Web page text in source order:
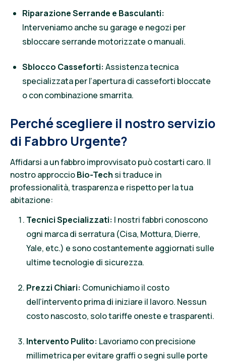
Riparazione Serrande e Basculanti:
Interveniamo anche su garage e negozi per
sbloccare serrande motorizzate o manuali.
Sblocco Casseforti: Assistenza tecnica
specializzata per l’apertura di casseforti bloccate
o con combinazione smarrita.
Perché scegliere il nostro servizio
di Fabbro Urgente?
Affidarsi a un fabbro improvvisato può costarti caro. Il
nostro approccioBio-Techsi traduce in
professionalità, trasparenza e rispetto per la tua
abitazione:
Tecnici Specializzati: I nostri fabbri conoscono
ogni marca di serratura (Cisa, Mottura, Dierre,
Yale, etc.) e sono costantemente aggiornati sulle
ultime tecnologie di sicurezza.
Prezzi Chiari: Comunichiamo il costo
dell’intervento prima di iniziare il lavoro. Nessun
costo nascosto, solo tariffe oneste e trasparenti.
Intervento Pulito: Lavoriamo con precisione
millimetrica per evitare graffi o segni sulle porte